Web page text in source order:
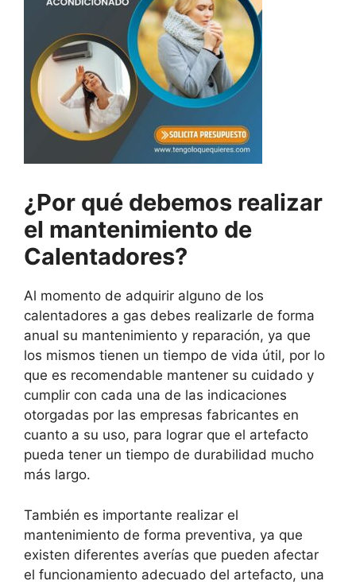
¿Por qué debemos realizar
el mantenimiento de
Calentadores?
Al momento de adquirir alguno de los
calentadores a gas debes realizarle de forma
anual su mantenimiento y reparación, ya que
los mismos tienen un tiempo de vida útil, por lo
que es recomendable mantener su cuidado y
cumplir con cada una de las indicaciones
otorgadas por las empresas fabricantes en
cuanto a su uso, para lograr que el artefacto
pueda tener un tiempo de durabilidad mucho
más largo.
También es importante realizar el
mantenimiento de forma preventiva, ya que
existen diferentes averías que pueden afectar
el funcionamiento adecuado del artefacto, una